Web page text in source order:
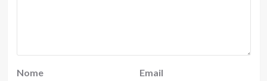
Nome Email